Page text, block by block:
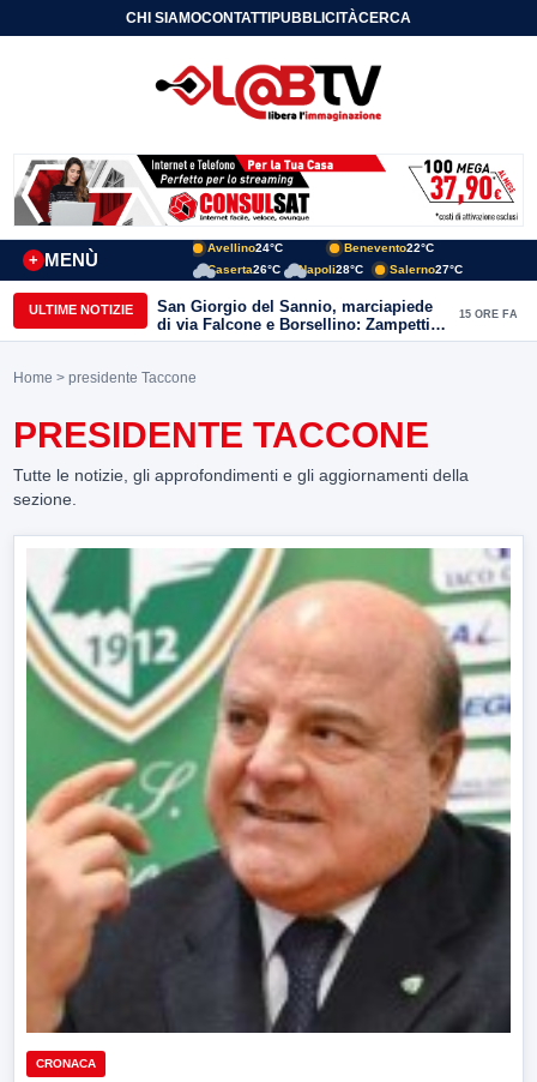
CHI SIAMOCONTATTIPUBBLICITÀCERCA
MENÙ
+
Avellino24°C Benevento22°C
Caserta26°C Napoli28°C Salerno27°C
ULTIME NOTIZIE
San Giorgio del Sannio, marciapiede
di via Falcone e Borsellino: Zampetti e
Lombardi replicano alle polemiche
15 ORE FA
Home > presidente Taccone
PRESIDENTE TACCONE
Tutte le notizie, gli approfondimenti e gli aggiornamenti della
sezione.
CRONACA